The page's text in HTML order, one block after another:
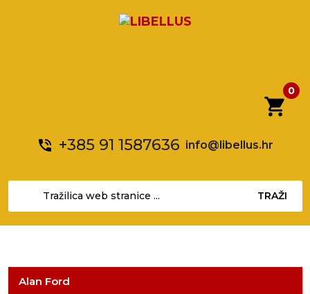
shopping_cart
0
phone_in_talk +385 91 1587636 info@libellus.hr
TRAŽI
Alan Ford